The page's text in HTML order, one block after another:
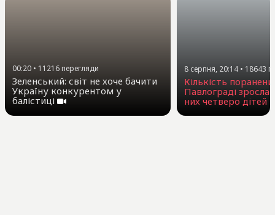
00:20 • 11216 перегляди
Зеленський: світ не хоче бачити
Україну конкурентом у
балістиці
8 серпня, 20:14 • 18643
Кількість
Павлограді зросла
них четверо дітей